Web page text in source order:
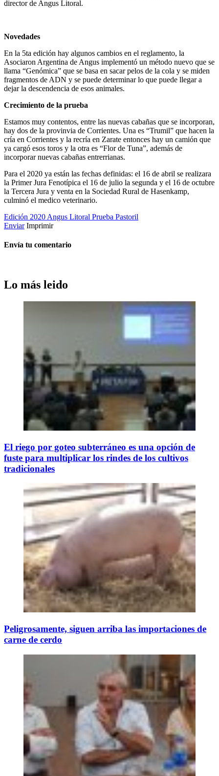
director de Angus Litoral.
Novedades
En la 5ta edición hay algunos cambios en el reglamento, la
Asociaron Argentina de Angus implementó un método nuevo que se
llama “Genómica” que se basa en sacar pelos de la cola y se miden
fragmentos de ADN y se puede determinar lo que puede llegar a
dejar la descendencia de esos animales.
Crecimiento de la prueba
Estamos muy contentos, entre las nuevas cabañas que se incorporan,
hay dos de la provinvia de Corrientes. Una es “Trumil” que hacen la
cría en Corrientes y la recría en Zarate entonces hay un camión que
ya cargó esos toros y la otra es “Flor de Tuna”, además de
incorporar nuevas cabañas entrerrianas.
Para el 2020 ya están las fechas definidas: el 16 de abril se realizara
la Primer Jura Fenotípica el 16 de julio la segunda y el 16 de octubre
la Tercera Jura y venta en la Sociedad Rural de Hasenkamp,
culminó el medico veterinario.
Edición 2020 Angus Litoral Prueba Pastoril
Enviar Imprimir
Envía tu comentario
Lo más leido
El riego por goteo subterráneo es una opción de
fuste para multiplicar los rindes de los cultivos
tradicionales
Peligrosamente, siguen arriba las importaciones de
carne de cerdo